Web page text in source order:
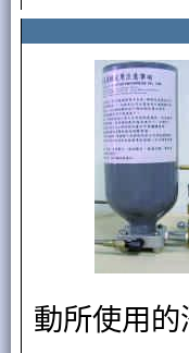
動所使用